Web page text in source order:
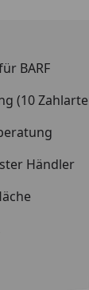
BARF
(10
Händler